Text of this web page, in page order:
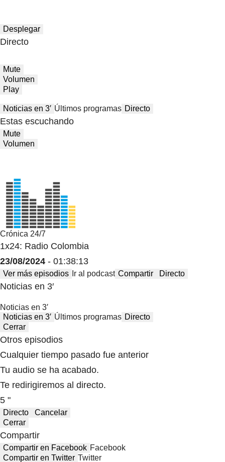
Desplegar
Directo
Mute
Volumen
Play
Noticias en 3′ Últimos programas Directo
Estas escuchando
Mute
Volumen
Crónica 24/7
1x24: Radio Colombia
23/08/2024 - 01:38:13
Ver más episodios Ir al podcast Compartir Directo
Noticias en 3′
Noticias en 3′
Noticias en 3′ Últimos programas Directo
Cerrar
Otros episodios
Cualquier tiempo pasado fue anterior
Tu audio se ha acabado.
Te redirigiremos al directo.
5 "
Directo
Cancelar
Cerrar
Compartir
Compartir en Facebook Facebook
Compartir en Twitter Twitter